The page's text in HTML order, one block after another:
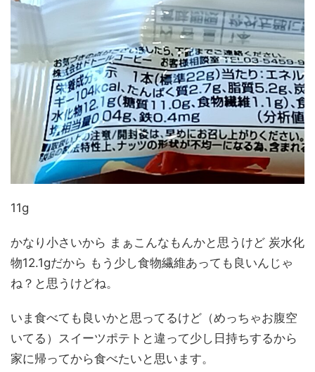
11g
かなり小さいから まぁこんなもんかと思うけど 炭水化
物12.1gだから もう少し食物繊維あっても良いんじゃ
ね？と思うけどね。
いま食べても良いかと思ってるけど（めっちゃお腹空
いてる）スイーツポテトと違って少し日持ちするから
家に帰ってから食べたいと思います。